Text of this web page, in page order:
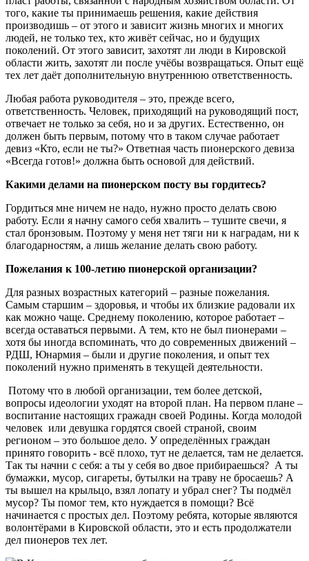
того, какие ты принимаешь решения, какие действия
производишь – от этого и зависит жизнь многих и многих
людей, не только тех, кто живёт сейчас, но и будущих
поколений. От этого зависит, захотят ли люди в Кировской
области жить, захотят ли после учёбы возвращаться. Опыт ещё
тех лет даёт дополнительную внутреннюю ответственность.
Любая работа руководителя – это, прежде всего,
ответственность. Человек, приходящий на руководящий пост,
отвечает не только за себя, но и за других. Естественно, он
должен быть первым, потому что в таком случае работает
девиз «Кто, если не ты?» Ответная часть пионерского девиза
«Всегда готов!» должна быть основой для действий.
Какими делами на пионерском посту вы гордитесь?
Гордиться мне ничем не надо, нужно просто делать свою
работу. Если я начну самого себя хвалить – тушите свечи, я
стал бронзовым. Поэтому у меня нет тяги ни к наградам, ни к
благодарностям, а лишь желание делать свою работу.
Пожелания к 100-летию пионерской организации?
Для разных возрастных категорий – разные пожелания.
Самым старшим – здоровья, и чтобы их близкие радовали их
как можно чаще. Среднему поколению, которое работает –
всегда оставаться первыми. А тем, кто не был пионерами –
хотя бы иногда вспоминать, что до современных движений –
РДШ, Юнармия – были и другие поколения, и опыт тех
поколений нужно применять в текущей деятельности.
Потому что в любой организации, тем более детской,
вопросы идеологии уходят на второй план. На первом плане –
воспитание настоящих гражадн своей Родины. Когда молодой
человек или девушка гордятся своей страной, своим
регионом – это большое дело. У определённых граждан
принято говорить - всё плохо, тут не делается, там не делается.
Так ты начни с себя: а ты у себя во двое прибираешься? А ты
бумажки, мусор, сигареты, бутылки на траву не бросаешь? А
ты вышел на крыльцо, взял лопату и убрал снег? Ты подмёл
мусор? Ты помог тем, кто нуждается в помощи? Всё
начинается с простых дел. Поэтому ребята, которые являются
волонтёрами в Кировской области, это и есть продолжатели
дел пионеров тех лет.